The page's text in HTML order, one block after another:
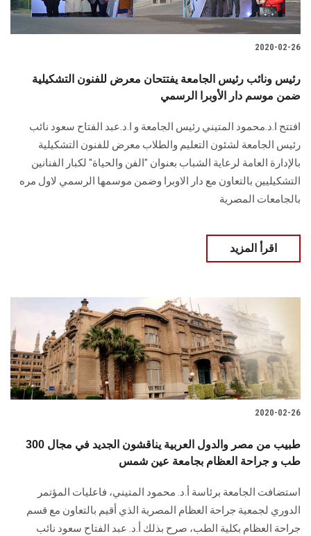
الطلاب
الخريجين
الموظفون
2020-02-26
رئيس ونائب رئيس الجامعة يفتتحان معرض للفنون التشكيلية
ضمن موسم دار الأوبرا الرسمي
افتتح ا.د.محمود المتيني رئيس الجامعة و ا.د.عبد الفتاح سعود نائب
رئيس الجامعة لشئون التعليم والطلاب معرض للفنون التشكيلية
بالإدارة العامة لرعاية الشباب بعنوان "الفن والحياة" لكبار الفنانين
التشكيليين بالتعاون مع دار الاوبرا وضمن موسمها الرسمي لاول مره
بالجامعات المصرية
اقرأ المزيد
2020-02-26
300 طبيب من مصر والدول العربية يناقشون الجديد في مجال
طب و جراحة العظام بجامعة عين شمس
استضافت الجامعة برئاسة أ.د. محمود المتيني، فاعليات المؤتمر
الدوري لجمعية جراحة العظام المصرية الذي أقيم بالتعاون مع قسم
جراحة العظام بكلية الطب، صرح بذلك أ.د. عبد الفتاح سعود نائب